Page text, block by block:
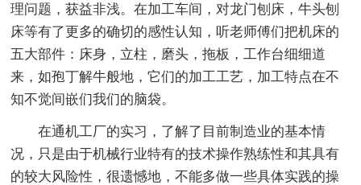
理问题，获益非浅。在加工车间，对龙门刨床，牛头刨
床等有了更多的确切的感性认知，听老师傅们把机床的
五大部件：床身，立柱，磨头，拖板，工作台细细道
来，如孢丁解牛般地，它们的加工工艺，加工特点在不
知不觉间嵌们我们的脑袋。
在通机工厂的实习，了解了目前制造业的基本情
况，只是由于机械行业特有的技术操作熟练性和其具有
的较大风险性，很遗憾地，不能多做一些具体实践的操